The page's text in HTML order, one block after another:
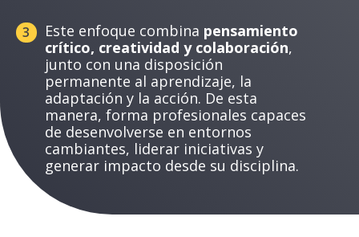
3 Este enfoque combina pensamiento
crítico, creatividad y colaboración,
junto con una disposición
permanente al aprendizaje, la
adaptación y la acción. De esta
manera, forma profesionales capaces
de desenvolverse en entornos
cambiantes, liderar iniciativas y
generar impacto desde su disciplina.